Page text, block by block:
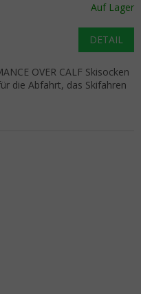
Auf Lager
DETAIL
OVER CALF Skisocken
die Abfahrt, das Skifahren